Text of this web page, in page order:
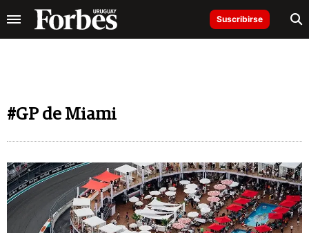
Suscribirse
#GP de Miami